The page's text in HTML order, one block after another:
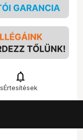
notifications
Értesítések